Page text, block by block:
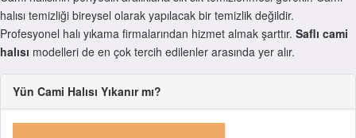
halısı temizliği bireysel olarak yapılacak bir temizlik değildir.
Profesyonel halı yıkama firmalarından hizmet almak şarttır. Saflı cami
halısı modelleri de en çok tercih edilenler arasında yer alır.
Yün Cami Halısı Yıkanır mı?